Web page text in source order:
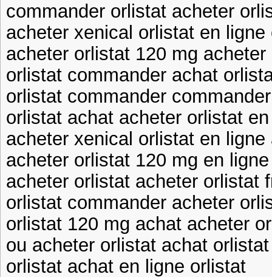
commander orlistat acheter
acheter xenical orlistat en
acheter orlistat 120 mg acheter
orlistat commander achat
orlistat commander
orlistat achat acheter orlistat
acheter xenical orlistat en
acheter orlistat 120 mg en
acheter orlistat acheter orlistat
orlistat commander acheter
orlistat 120 mg achat acheter
ou acheter orlistat achat
orlistat achat en ligne orlistat